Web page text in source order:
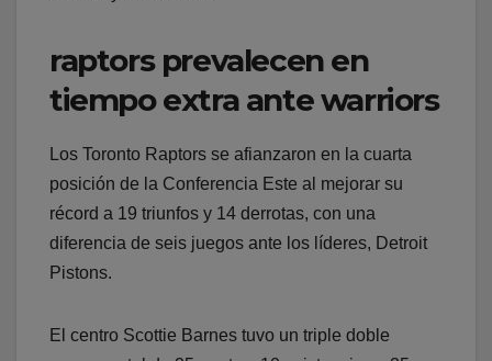
raptors prevalecen en
tiempo extra ante warriors
Los Toronto Raptors se afianzaron en la cuarta
posición de la Conferencia Este al mejorar su
récord a 19 triunfos y 14 derrotas, con una
diferencia de seis juegos ante los líderes, Detroit
Pistons.
El centro Scottie Barnes tuvo un triple doble